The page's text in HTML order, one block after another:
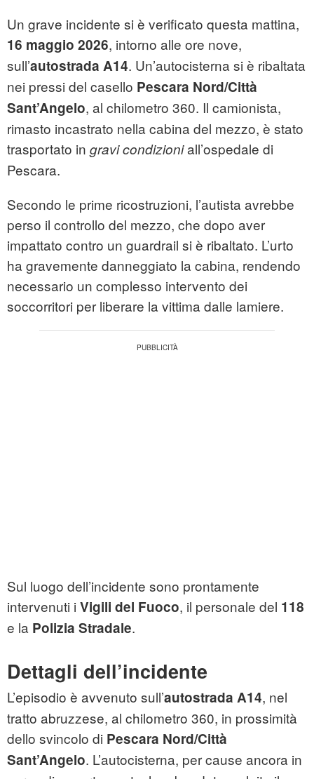
Un grave incidente si è verificato questa mattina,
16 maggio 2026, intorno alle ore nove,
sull’autostrada A14. Un’autocisterna si è ribaltata
nei pressi del casello Pescara Nord/Città
Sant’Angelo, al chilometro 360. Il camionista,
rimasto incastrato nella cabina del mezzo, è stato
trasportato in gravi condizioniall’ospedale di
Pescara.
Secondo le prime ricostruzioni, l’autista avrebbe
perso il controllo del mezzo, che dopo aver
impattato contro un guardrail si è ribaltato. L’urto
ha gravemente danneggiato la cabina, rendendo
necessario un complesso intervento dei
soccorritori per liberare la vittima dalle lamiere.
Sul luogo dell’incidente sono prontamente
intervenuti i Vigili del Fuoco, il personale del 118
e la Polizia Stradale.
Dettagli dell’incidente
L’episodio è avvenuto sull’autostrada A14, nel
tratto abruzzese, al chilometro 360, in prossimità
dello svincolo di Pescara Nord/Città
Sant’Angelo. L’autocisterna, per cause ancora in